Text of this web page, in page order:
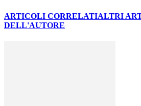
ARTICOLI CORRELATIALTRI
DELL'AUTORE